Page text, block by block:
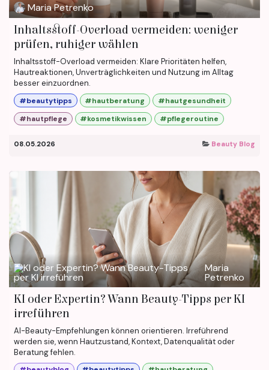
Maria Petrenko
Inhaltsstoff-Overload vermeiden: weniger
prüfen, ruhiger wählen
Inhaltsstoff-Overload vermeiden: Klare Prioritäten helfen,
Hautreaktionen, Unverträglichkeiten und Nutzung im Alltag
besser einzuordnen.
#beautytipps #hautberatung
#hautgesundheit
#hautpflege
#kosmetikwissen #pflegeroutine
08.05.2026 Beauty Blog
Maria
Petrenko
KI oder Expertin? Wann Beauty-Tipps per KI
irreführen
AI-Beauty-Empfehlungen können orientieren. Irreführend
werden sie, wenn Hautzustand, Kontext, Datenqualität oder
Beratung fehlen.